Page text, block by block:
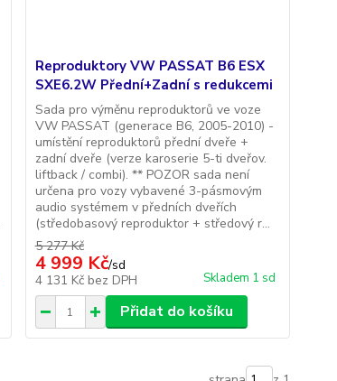
Reproduktory VW PASSAT B6 ESX
SXE6.2W Přední+Zadní s redukcemi
Sada pro výměnu reproduktorů ve voze
VW PASSAT (generace B6, 2005-2010) -
umístění reproduktorů přední dveře +
zadní dveře (verze karoserie 5-ti dveřov.
liftback / combi). ** POZOR sada není
určena pro vozy vybavené 3-pásmovým
audio systémem v předních dveřích
(středobasový reproduktor + středový r...
5 277 Kč
4 999 Kč/sd
4 131 Kč bez DPH Skladem 1 sd
Přidat do košíku